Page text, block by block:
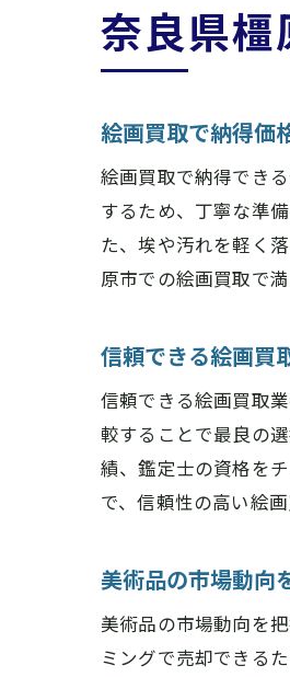
奈良県
絵画買取で納得価
絵画買取で納得でき
するため、丁寧な準
た、埃や汚れを軽く
原市での絵画買取で
信頼できる絵画買
信頼できる絵画買取
較することで最良の
績、鑑定士の資格を
で、信頼性の高い絵
美術品の市場動向
美術品の市場動向を
ミングで売却できる